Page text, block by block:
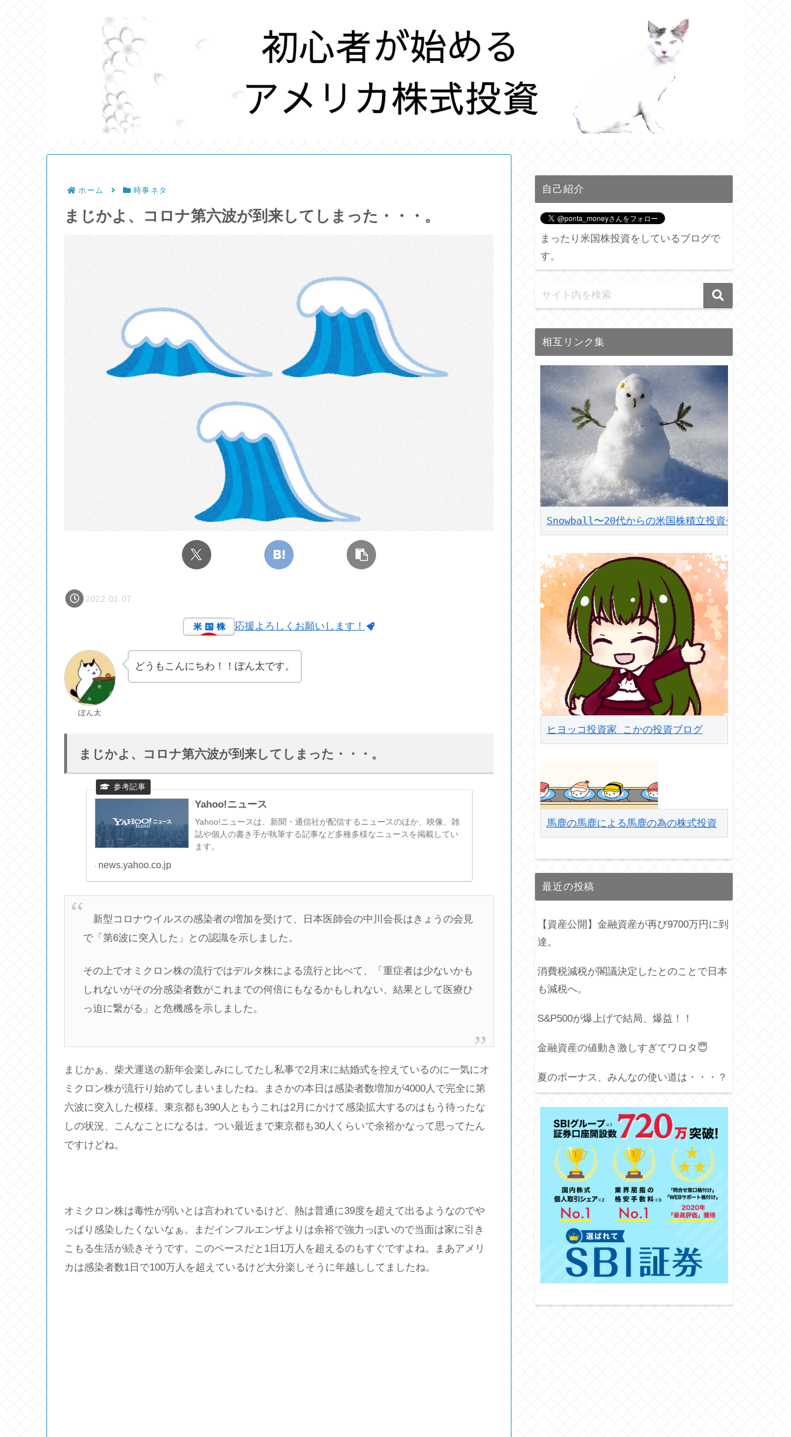
ホーム 時事ネタ
まじかよ、コロナ第六波が到来してしまった・・・。
2022.01.07
応援よろしくお願いします！
ぽん太
どうもこんにちわ！！ぽん太です。
まじかよ、コロナ第六波が到来してしまった・・・。
Yahoo!ニュース
Yahoo!ニュースは、新聞・通信社が配信するニュースのほか、映像、雑
誌や個人の書き手が執筆する記事など多種多様なニュースを掲載してい
ます。
news.yahoo.co.jp
新型コロナウイルスの感染者の増加を受けて、日本医師会の中川会長はきょうの会見
で「第6波に突入した」との認識を示しました。
その上でオミクロン株の流行ではデルタ株による流行と比べて、「重症者は少ないかも
しれないがその分感染者数がこれまでの何倍にもなるかもしれない、結果として医療ひ
っ迫に繋がる」と危機感を示しました。
まじかぁ、柴犬運送の新年会楽しみにしてたし私事で2月末に結婚式を控えているのに一気にオ
ミクロン株が流行り始めてしまいましたね。まさかの本日は感染者数増加が4000人で完全に第
六波に突入した模様。東京都も390人ともうこれは2月にかけて感染拡大するのはもう待ったな
しの状況、こんなことになるは。つい最近まで東京都も30人くらいで余裕かなって思ってたん
ですけどね。
オミクロン株は毒性が弱いとは言われているけど、熱は普通に39度を超えて出るようなのでや
っぱり感染したくないなぁ。まだインフルエンザよりは余裕で強力っぽいので当面は家に引き
こもる生活が続きそうです。このペースだと1日1万人を超えるのもすぐですよね。まあアメリ
カは感染者数1日で100万人を超えているけど大分楽しそうに年越ししてましたね。
自己紹介
まったり米国株投資をしているブログで
す。
相互リンク集
Snowball〜20代からの米国株積立投資〜
ヒヨッコ投資家 こかの投資ブログ
馬鹿の馬鹿による馬鹿の為の株式投資
最近の投稿
【資産公開】金融資産が再び9700万円に到
達。
消費税減税が閣議決定したとのことで日本
も減税へ。
S&P500が爆上げで結局、爆益！！
金融資産の値動き激しすぎてワロタ😇
夏のボーナス、みんなの使い道は・・・？